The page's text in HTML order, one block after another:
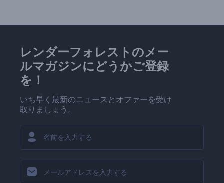
レンダーフォレストのメー
ルマガジンにどうかご登録
を！
いち早く最新のニュースとオファーを受け
取りましょう。